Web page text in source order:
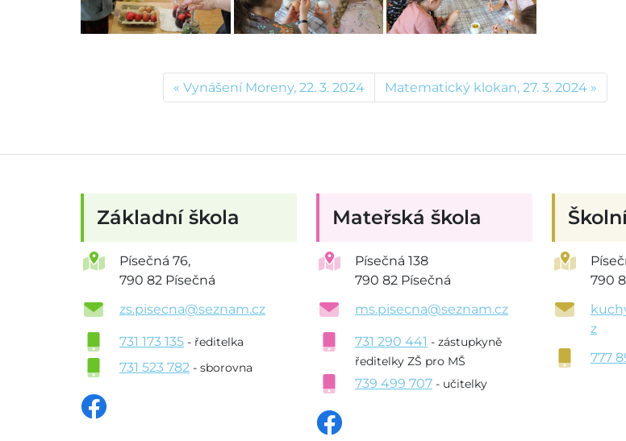
Vynášení Moreny, 22. 3. 2024 Matematický klokan, 27. 3. 2024
Základní škola
Písečná 76,
790 82 Písečná
zs.pisecna@seznam.cz
731 173 135 - ředitelka
731 523 782 - sborovna
Mateřská škola
Písečná 138
790 82 Písečná
ms.pisecna@seznam.cz
731 290 441 - zástupkyně
ředitelky ZŠ pro MŠ
739 499 707 - učitelky
790
z
777